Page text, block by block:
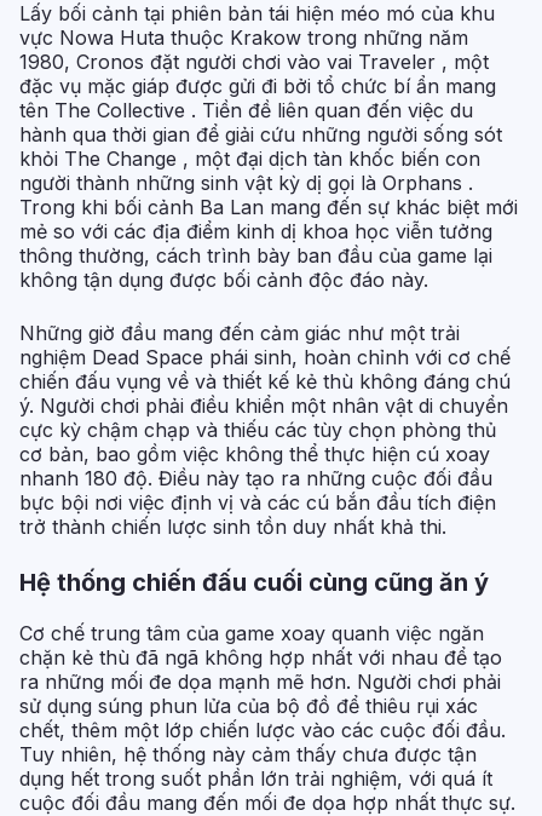
Lấy bối cảnh tại phiên bản tái hiện méo mó của khu
vực Nowa Huta thuộc Krakow trong những năm
1980, Cronos đặt người chơi vào vai Traveler , một
đặc vụ mặc giáp được gửi đi bởi tổ chức bí ẩn mang
tên The Collective . Tiền đề liên quan đến việc du
hành qua thời gian để giải cứu những người sống sót
khỏi The Change , một đại dịch tàn khốc biến con
người thành những sinh vật kỳ dị gọi là Orphans .
Trong khi bối cảnh Ba Lan mang đến sự khác biệt mới
mẻ so với các địa điểm kinh dị khoa học viễn tưởng
thông thường, cách trình bày ban đầu của game lại
không tận dụng được bối cảnh độc đáo này.
Những giờ đầu mang đến cảm giác như một trải
nghiệm Dead Space phái sinh, hoàn chỉnh với cơ chế
chiến đấu vụng về và thiết kế kẻ thù không đáng chú
ý. Người chơi phải điều khiển một nhân vật di chuyển
cực kỳ chậm chạp và thiếu các tùy chọn phòng thủ
cơ bản, bao gồm việc không thể thực hiện cú xoay
nhanh 180 độ. Điều này tạo ra những cuộc đối đầu
bực bội nơi việc định vị và các cú bắn đầu tích điện
trở thành chiến lược sinh tồn duy nhất khả thi.
Hệ thống chiến đấu cuối cùng cũng ăn ý
Cơ chế trung tâm của game xoay quanh việc ngăn
chặn kẻ thù đã ngã không hợp nhất với nhau để tạo
ra những mối đe dọa mạnh mẽ hơn. Người chơi phải
sử dụng súng phun lửa của bộ đồ để thiêu rụi xác
chết, thêm một lớp chiến lược vào các cuộc đối đầu.
Tuy nhiên, hệ thống này cảm thấy chưa được tận
dụng hết trong suốt phần lớn trải nghiệm, với quá ít
cuộc đối đầu mang đến mối đe dọa hợp nhất thực sự.